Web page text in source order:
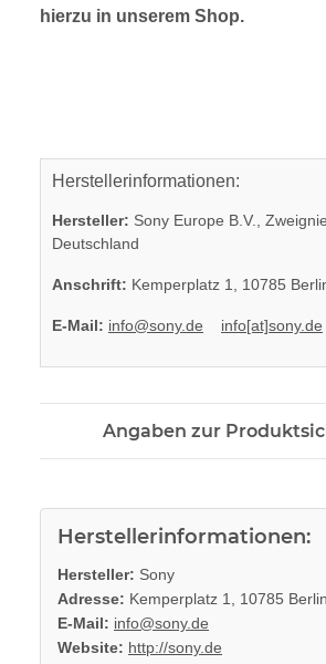
hierzu in unserem Shop.
Herstellerinformationen:
Hersteller: Sony Europe B.V.,
Deutschland
Anschrift: Kemperplatz 1, 10785
E-Mail: info@sony.de info[at]sony.de
Angaben zur
Herstellerinformationen:
Hersteller: Sony
Adresse: Kemperplatz 1, 10785
E-Mail: info@sony.de
Website: http://sony.de